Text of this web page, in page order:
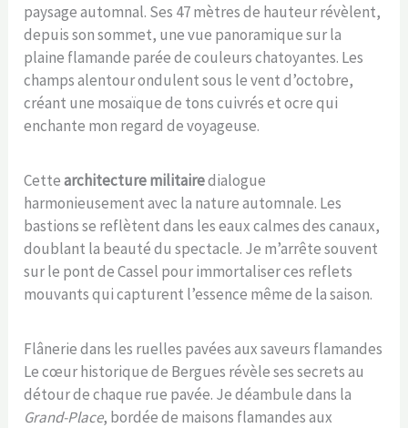
paysage automnal. Ses 47 mètres de hauteur révèlent,
depuis son sommet, une vue panoramique sur la
plaine flamande parée de couleurs chatoyantes. Les
champs alentour ondulent sous le vent d’octobre,
créant une mosaïque de tons cuivrés et ocre qui
enchante mon regard de voyageuse.
Cettearchitecture militairedialogue
harmonieusement avec la nature automnale. Les
bastions se reflètent dans les eaux calmes des canaux,
doublant la beauté du spectacle. Je m’arrête souvent
sur le pont de Cassel pour immortaliser ces reflets
mouvants qui capturent l’essence même de la saison.
Flânerie dans les ruelles pavées aux saveurs flamandes
Le cœur historique de Bergues révèle ses secrets au
détour de chaque rue pavée. Je déambule dans la
Grand-Place, bordée de maisons flamandes aux